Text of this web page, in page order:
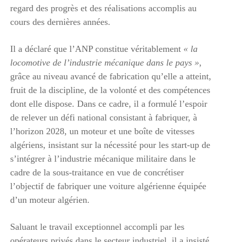
regard des progrès et des réalisations accomplis au
cours des dernières années.
Il a déclaré que l’ANP constitue véritablement « la
locomotive de l’industrie mécanique dans le pays »,
grâce au niveau avancé de fabrication qu’elle a atteint,
fruit de la discipline, de la volonté et des compétences
dont elle dispose. Dans ce cadre, il a formulé l’espoir
de relever un défi national consistant à fabriquer, à
l’horizon 2028, un moteur et une boîte de vitesses
algériens, insistant sur la nécessité pour les start-up de
s’intégrer à l’industrie mécanique militaire dans le
cadre de la sous-traitance en vue de concrétiser
l’objectif de fabriquer une voiture algérienne équipée
d’un moteur algérien.
Saluant le travail exceptionnel accompli par les